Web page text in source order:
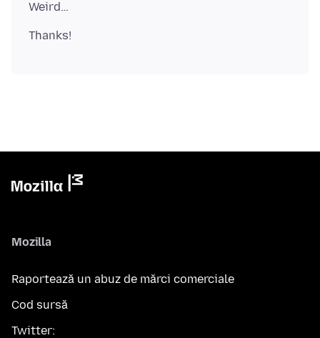
Mozilla
Raportează un abuz de mărci comerciale
Cod sursă
Twitter: